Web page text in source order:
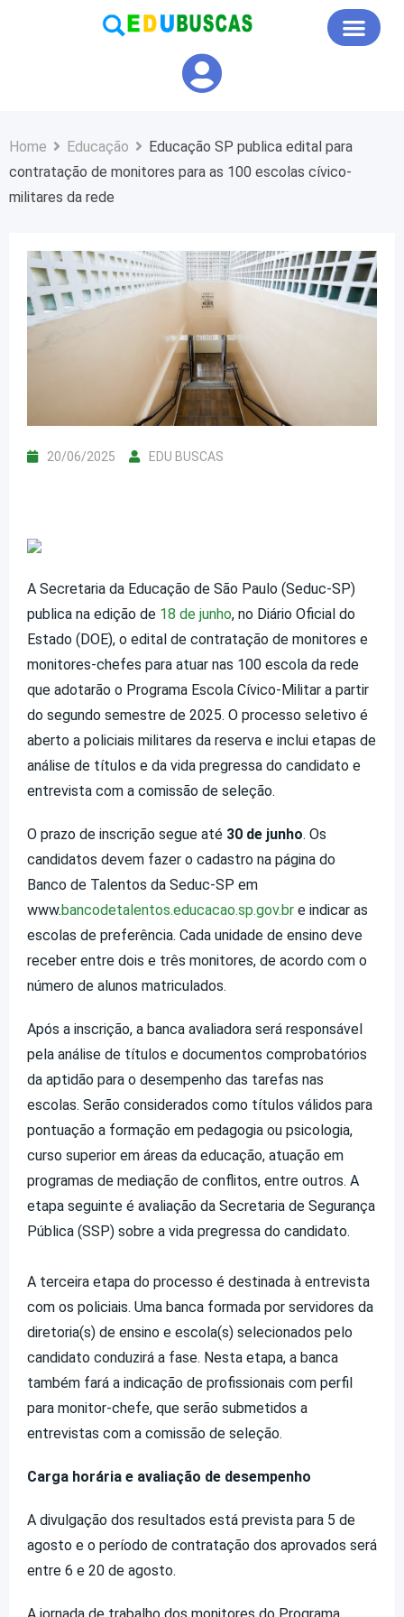
Home Educação
Educação SP publica edital para
contratação de monitores para as 100 escolas cívico-
militares da rede
20/06/2025 EDU BUSCAS
A Secretaria da Educação de São Paulo (Seduc-SP)
publica na edição de 18 de junho, no Diário Oficial do
Estado (DOE), o edital de contratação de monitores e
monitores-chefes para atuar nas 100 escola da rede
que adotarão o Programa Escola Cívico-Militar a partir
do segundo semestre de 2025. O processo seletivo é
aberto a policiais militares da reserva e inclui etapas de
análise de títulos e da vida pregressa do candidato e
entrevista com a comissão de seleção.
O prazo de inscrição segue até 30 de junho. Os
candidatos devem fazer o cadastro na página do
Banco de Talentos da Seduc-SP em
www.bancodetalentos.educacao.sp.gov.br e indicar as
escolas de preferência. Cada unidade de ensino deve
receber entre dois e três monitores, de acordo com o
número de alunos matriculados.
Após a inscrição, a banca avaliadora será responsável
pela análise de títulos e documentos comprobatórios
da aptidão para o desempenho das tarefas nas
escolas. Serão considerados como títulos válidos para
pontuação a formação em pedagogia ou psicologia,
curso superior em áreas da educação, atuação em
programas de mediação de conflitos, entre outros. A
etapa seguinte é avaliação da Secretaria de Segurança
Pública (SSP) sobre a vida pregressa do candidato.
A terceira etapa do processo é destinada à entrevista
com os policiais. Uma banca formada por servidores da
diretoria(s) de ensino e escola(s) selecionados pelo
candidato conduzirá a fase. Nesta etapa, a banca
também fará a indicação de profissionais com perfil
para monitor-chefe, que serão submetidos a
entrevistas com a comissão de seleção.
Carga horária e avaliação de desempenho
A divulgação dos resultados está prevista para 5 de
agosto e o período de contratação dos aprovados será
entre 6 e 20 de agosto.
A jornada de trabalho dos monitores do Programa